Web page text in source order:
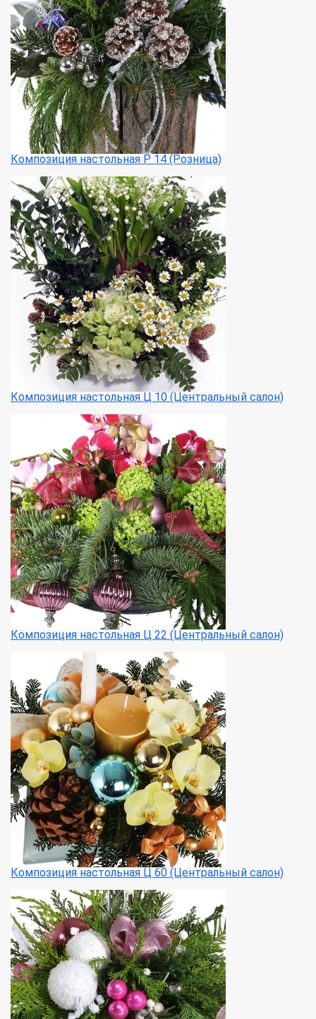
Композиция настольная Р 14 (Розница)
Композиция настольная Ц 10 (Центральный салон)
Композиция настольная Ц 22 (Центральный салон)
Композиция настольная Ц 60 (Центральный салон)